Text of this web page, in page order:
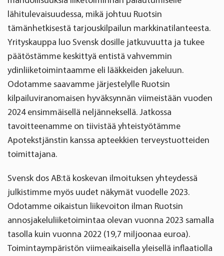
lähitulevaisuudessa, mikä johtuu Ruotsin
tämänhetkisestä tarjouskilpailun markkinatilanteesta.
Yrityskauppa luo Svensk dosille jatkuvuutta ja tukee
päätöstämme keskittyä entistä vahvemmin
ydinliiketoimintaamme eli lääkkeiden jakeluun.
Odotamme saavamme järjestelylle Ruotsin
kilpailuviranomaisen hyväksynnän viimeistään vuoden
2024 ensimmäisellä neljänneksellä. Jatkossa
tavoitteenamme on tiivistää yhteistyötämme
Apotekstjänstin kanssa apteekkien terveystuotteiden
toimittajana.
Svensk dos AB:tä koskevan ilmoituksen yhteydessä
julkistimme myös uudet näkymät vuodelle 2023.
Odotamme oikaistun liikevoiton ilman Ruotsin
annosjakeluliiketoimintaa olevan vuonna 2023 samalla
tasolla kuin vuonna 2022 (19,7 miljoonaa euroa).
Toimintaympäristön viimeaikaisella yleisellä inflaatiolla